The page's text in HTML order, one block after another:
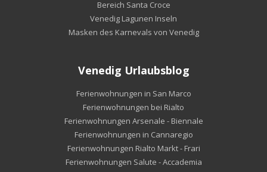
Bereich Santa Croce
Venedig Lagunen Inseln
Masken des Karnevals von Venedig
Venedig Urlaubsblog
Ferienwohnungen in San Marco
Ferienwohnungen bei Rialto
Ferienwohnungen Arsenale - Biennale
Ferienwohnungen in Cannaregio
Ferienwohnungen Rialto Markt - Frari
Ferienwohnungen Salute - Accademia